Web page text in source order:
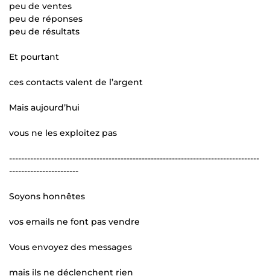
peu de ventes
peu de réponses
peu de résultats
Et pourtant
ces contacts valent de l’argent
Mais aujourd’hui
vous ne les exploitez pas
-----------------------------------------------------------------------------------
-----------------------
Soyons honnêtes
vos emails ne font pas vendre
Vous envoyez des messages
mais ils ne déclenchent rien